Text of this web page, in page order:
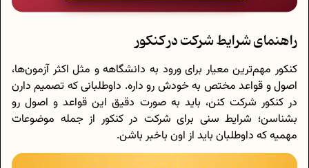
راهنمای شرایط شرکت در کنکور
کنکور مهم‌ترین معیار برای ورود به دانشگاهه و مثل اکثر آزمون‌ها،
اصول و قواعد مختص به خودش رو داره. داوطلبانی که تصمیم دارن
در کنکور شرکت کنن، باید به صورت دقیق این قواعد و اصول رو
بشناسن؛ شرایط سنی برای شرکت در کنکور از جمله موضوعات
مهمیه که داوطلبان باید از اون باخبر باشن.